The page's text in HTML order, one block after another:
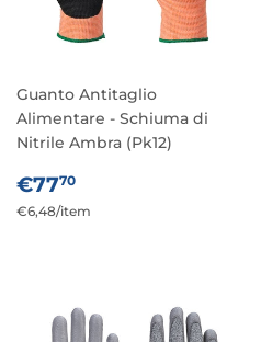
Guanto Antitaglio
Alimentare - Schiuma di
Nitrile Ambra (Pk12)
PREZZO
DI
€7770
Prezzo
€6,48/per
item